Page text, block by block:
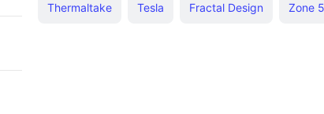
Thermaltake Tesla Fractal Design Zone